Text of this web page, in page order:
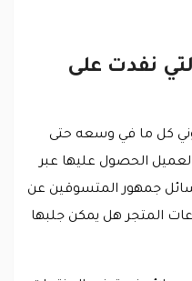
نفدت على
كل ما في وسعه حتى
الحصول عليها عبر
جمهور المتسوقين عن
المتجر هل يمكن جلبها